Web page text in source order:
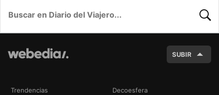
SUBIR
Trendencias Decoesfera